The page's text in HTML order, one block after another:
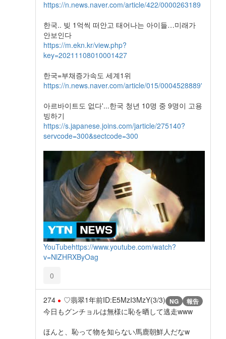
https://n.news.naver.com/article/422/0000263189
한국.. 빚 1억씩 떠안고 태어나는 아이들…미래가
안보인다
https://m.ekn.kr/view.php?
key=20211108010001427
한국=부채증가속도 세계1위
https://n.news.naver.com/article/015/0004528889'
아르바이트도 없다'...한국 청년 10명 중 9명이 고용
빙하기
https://s.japanese.joins.com/jarticle/275140?
servcode=300&sectcode=300
YouTubehttps://www.youtube.com/watch?
v=NlZHRXByOag
0
274 ♡翡翠1年前ID:E5MzI3MzY(3/3) NG 報告
今日もグンチョルは無様に恥を晒して逃走www
ほんと、恥って物を知らない馬鹿朝鮮人だなw